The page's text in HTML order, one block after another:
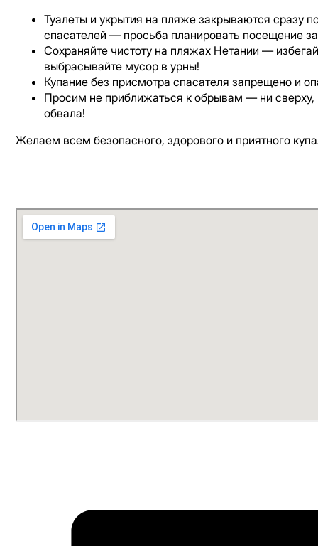
Туалеты и укрытия на пляже закрываются сразу
спасателей — просьба планировать посещение
Сохраняйте чистоту на пляжах Нетании —
выбрасывайте мусор в урны!
Купание без присмотра спасателя запрещено и
Просим не приближаться к обрывам — ни сверху,
обвала!
​Желаем всем безопасного, здорового и приятного